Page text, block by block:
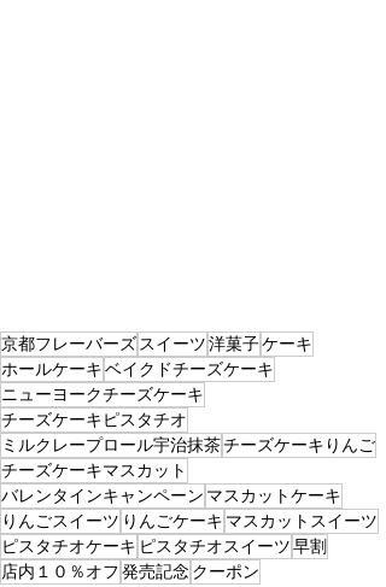
京都フレーバーズ スイーツ洋菓子ケーキ
ホールケーキベイクドチーズケーキ
ニューヨークチーズケーキ
チーズケーキピスタチオ
ミルクレープロール宇治抹茶チーズケーキりんご
チーズケーキマスカット
バレンタインキャンペーン マスカットケーキ
りんごスイーツ りんごケーキ マスカットスイーツ
ピスタチオケーキ ピスタチオスイーツ早割
店内１０％オフ発売記念クーポン